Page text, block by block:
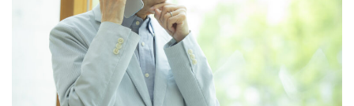
火葬式 209,000円（税抜）
お通夜を省き一日で
一日葬 339,000円 （税抜）
人気No.1の定番プラン